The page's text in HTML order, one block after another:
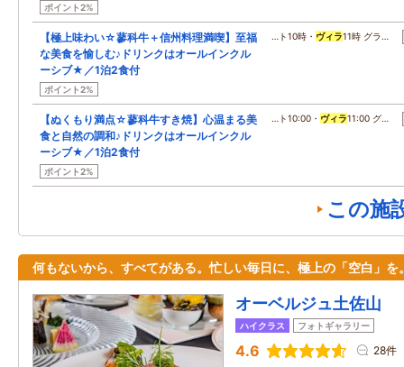
ポイント2%
【極上味わい☆蓼科牛＋信州料理満喫】至福
な美食を愉しむ♪ドリンクはオールインクル
ーシブ★／1泊2食付
ポイント2%
…ト10時・ ヴィラ11時 グラ…
【ぬくもり満点☆蓼科牛すき焼】心温まる美
食と自然の調和♪ドリンクはオールインクル
ーシブ★／1泊2食付
ポイント2%
…ト10:00・ ヴィラ11:00 グ…
この施
何もないから、すべてがある。忙しい毎日に、極上の「空白」を
オーベルジュ土佐山
ハイクラス フォトギャラリー
4.6 28件